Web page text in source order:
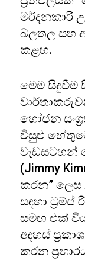
මර්දනකාරී
බලතල සහ
කළහ.
මෙම සිදුවීම
භෝජන
විසුළු
වැඩසටහන්
(Jimmy
කරන” ලෙස
සඳහා
සමඟ එක්
අදහස්
කරන